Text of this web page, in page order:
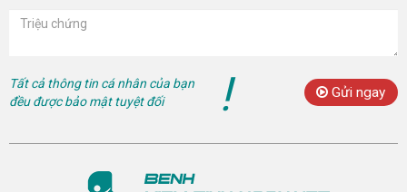
Tất cả thông tin cá nhân của bạn
đều được bảo mật tuyệt đối
! Gửi ngay